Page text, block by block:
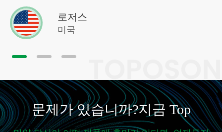
로저스
미국
문제가 있습니까?지금 Top